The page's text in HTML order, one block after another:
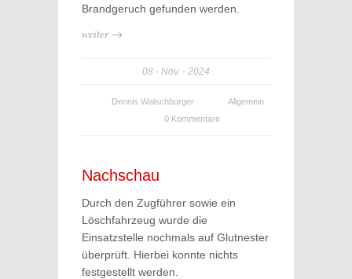
Brandgeruch gefunden werden.
weiter →
08 Nov. 2024
Dennis Walschburger
Allgemein
0 Kommentare
Nachschau
Durch den Zugführer sowie ein
Löschfahrzeug wurde die
Einsatzstelle nochmals auf Glutnester
überprüft. Hierbei konnte nichts
festgestellt werden.